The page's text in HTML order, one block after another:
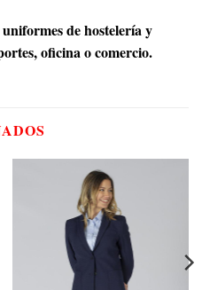
de hostelería y
oficina o comercio.